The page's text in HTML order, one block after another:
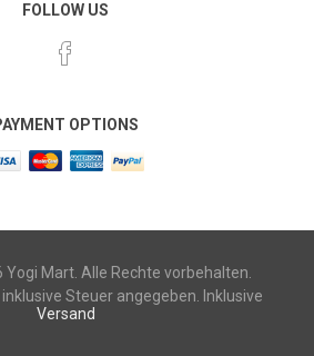
FOLLOW US
OPTIONS
Mart. Alle Rechte vorbehalten.
Steuer angegeben. Inklusive
Versand